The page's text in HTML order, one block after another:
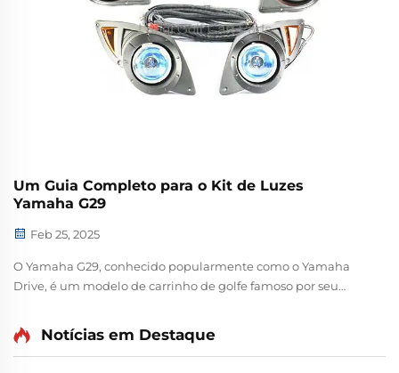
Um Guia Completo para o Kit de Luzes
Yamaha G29
Feb 25, 2025
O Yamaha G29, conhecido popularmente como o Yamaha
Drive, é um modelo de carrinho de golfe famoso por seu
aprimoramentos disponíveis para o G29, o kit de luzes se
destaca como uma das melhorias mais práticas...
Notícias em Destaque